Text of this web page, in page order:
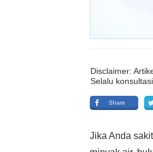
Disclaimer:
Selalu
Share
Jika Anda